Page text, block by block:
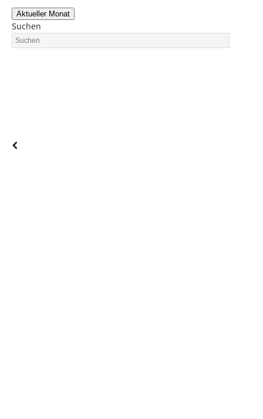
Aktueller Monat
Suchen